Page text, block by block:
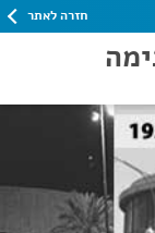
חזרה לאתר